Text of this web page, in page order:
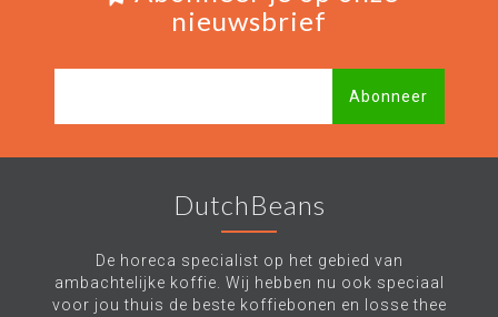
nieuwsbrief
Abonneer
DutchBeans
De horeca specialist op het gebied van
ambachtelijke koffie. Wij hebben nu ook speciaal
voor jou thuis de beste koffiebonen en losse thee